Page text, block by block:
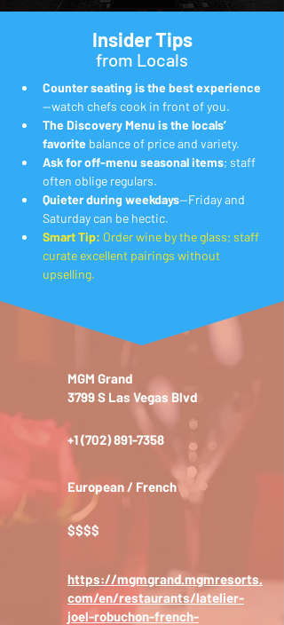
Insider Tips
from Locals
Counter seating is the best experience
—watch chefs cook in front of you.
The Discovery Menu is the locals’
favorite balance of price and variety.
Ask for off-menu seasonal items; staff
often oblige regulars.
Quieter during weekdays—Friday and
Saturday can be hectic.
Smart Tip: Order wine by the glass; staff
curate excellent pairings without
upselling.
MGM Grand
3799 S Las Vegas Blvd
+1 (702) 891-7358
European / French
$$$$
https://mgmgrand.mgmresorts.
com/en/restaurants/latelier-
joel-robuchon-french-